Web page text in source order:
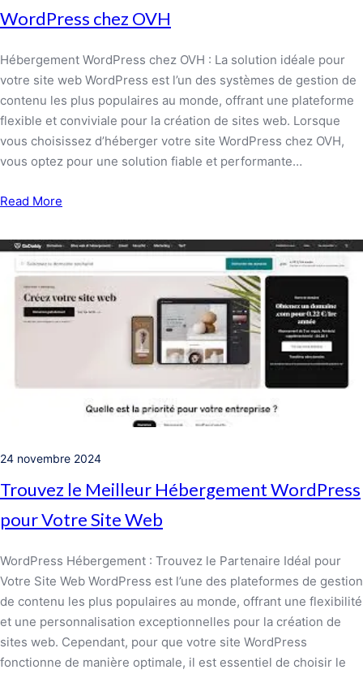
WordPress chez OVH
Hébergement WordPress chez OVH : La solution idéale pour
votre site web WordPress est l’un des systèmes de gestion de
contenu les plus populaires au monde, offrant une plateforme
flexible et conviviale pour la création de sites web. Lorsque
vous choisissez d’héberger votre site WordPress chez OVH,
vous optez pour une solution fiable et performante…
Read More
24 novembre 2024
Trouvez le Meilleur Hébergement WordPress
pour Votre Site Web
WordPress Hébergement : Trouvez le Partenaire Idéal pour
Votre Site Web WordPress est l’une des plateformes de gestion
de contenu les plus populaires au monde, offrant une flexibilité
et une personnalisation exceptionnelles pour la création de
sites web. Cependant, pour que votre site WordPress
fonctionne de manière optimale, il est essentiel de choisir le